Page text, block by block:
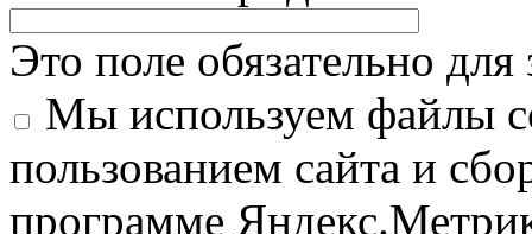
Это поле обязательно для
Мы используем файлы
пользованием сайта и
программе